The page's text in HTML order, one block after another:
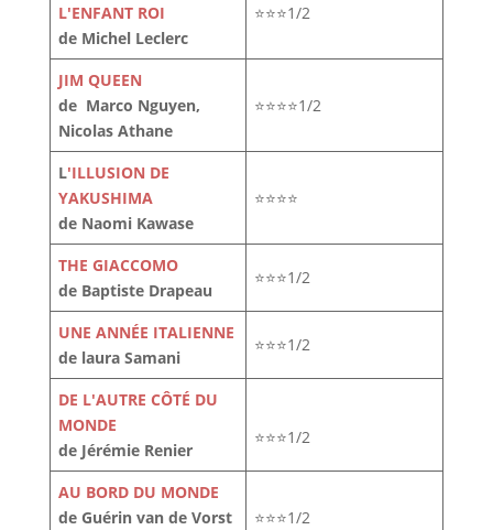
L'ENFANT ROI
de Michel Leclerc
⭐⭐⭐1/2
JIM QUEEN
de Marco Nguyen,
Nicolas Athane
⭐⭐⭐⭐1/2
L'ILLUSION DE
YAKUSHIMA
de Naomi Kawase
⭐⭐⭐⭐
THE GIACCOMO
de Baptiste Drapeau
⭐⭐⭐1/2
UNE ANNÉE ITALIENNE
de laura Samani
⭐⭐⭐1/2
DE L'AUTRE CÔTÉ DU
MONDE
de Jérémie Renier
⭐⭐⭐1/2
AU BORD DU MONDE
de Guérin van de Vorst
⭐⭐⭐1/2